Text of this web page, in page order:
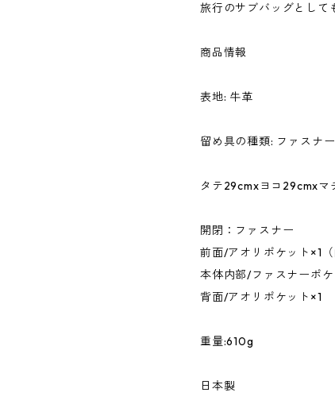
旅行のサブバッグとして
商品情報
表地: 牛革
留め具の種類: ファスナー
タテ29cmxヨコ29cmxマ
開閉：ファスナー
前面/アオリポケット×1
本体内部/ファスナーポケ
背面/アオリポケット×1
重量:610g
日本製